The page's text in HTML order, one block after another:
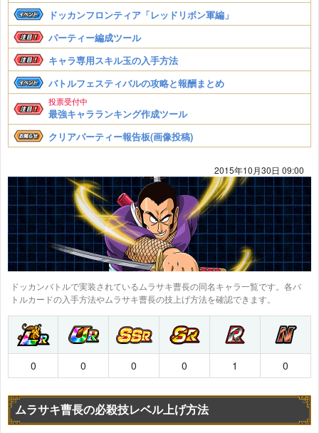
ドッカンフロンティア「レッドリボン軍編」
パーティー編成ツール
キャラ専用スキル玉の入手方法
バトルフェスティバルの攻略と報酬まとめ
投票受付中
最強キャラランキング作成ツール
クリアパーティー報告板(画像投稿)
2015年10月30日 09:00
ドッカンバトルで実装されているムラサキ曹長の同名キャラ一覧です。各バ
トルカードの入手方法やムラサキ曹長の技上げ方法を確認できます。
0 0 0 0 1 0
ムラサキ曹長の必殺技レベル上げ方法